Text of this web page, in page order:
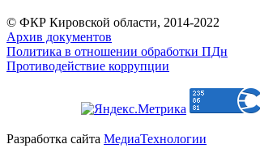
© ФКР Кировской области, 2014-2022
Архив документов
Политика в отношении обработки ПДн
Противодействие коррупции
Разработка сайта МедиаТехнологии